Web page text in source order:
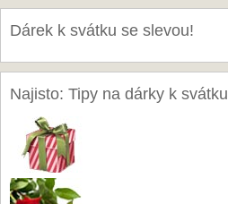
Dárek k svátku se slevou!
Najisto: Tipy na dárky k svátku